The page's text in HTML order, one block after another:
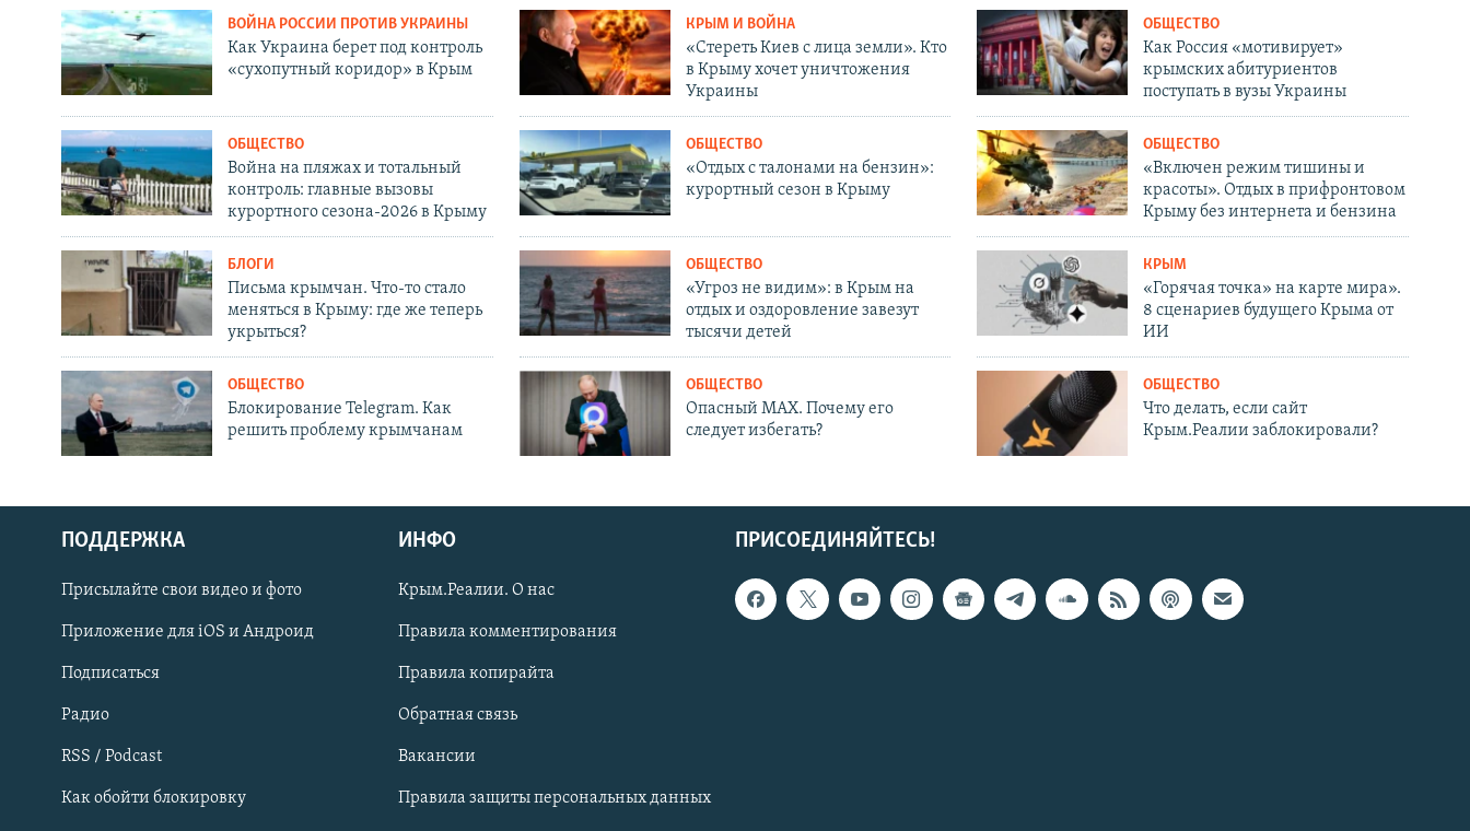
Українською
Qırımtatar
ПРИСОЕДИНЯЙТЕСЬ!
ВОЙНА РОССИИ ПРОТИВ УКРАИНЫ
Как Украина берет под контроль
«сухопутный коридор» в Крым
КРЫМ И ВОЙНА
«Стереть Киев с лица земли». Кто
в Крыму хочет уничтожения
Украины
ОБЩЕСТВО
Как Россия «мотивирует»
крымских абитуриентов
поступать в вузы Украины
ОБЩЕСТВО
Война на пляжах и тотальный
контроль: главные вызовы
курортного сезона-2026 в Крыму
ОБЩЕСТВО
«Отдых с талонами на бензин»:
курортный сезон в Крыму
ОБЩЕСТВО
«Включен режим тишины и
красоты». Отдых в прифронтовом
Крыму без интернета и бензина
БЛОГИ
Письма крымчан. Что-то стало
меняться в Крыму: где же теперь
укрыться?
ОБЩЕСТВО
«Угроз не видим»: в Крым на
отдых и оздоровление завезут
тысячи детей
КРЫМ
«Горячая точка» на карте мира».
8 сценариев будущего Крыма от
ИИ
ОБЩЕСТВО
Блокирование Telegram. Как
решить проблему крымчанам
ОБЩЕСТВО
Опасный MAX. Почему его
следует избегать?
ОБЩЕСТВО
Что делать, если сайт
Крым.Реалии заблокировали?
ПРИСОЕДИНЯЙТЕСЬ!
ПОДДЕРЖКА
Присылайте свои видео и фото
Приложение для iOS и Андроид
Подписаться
Радио
RSS / Podcast
Как обойти блокировку
ИНФО
Крым.Реалии. О нас
Правила комментирования
Правила копирайта
Обратная связь
Вакансии
Правила защиты персональных данных